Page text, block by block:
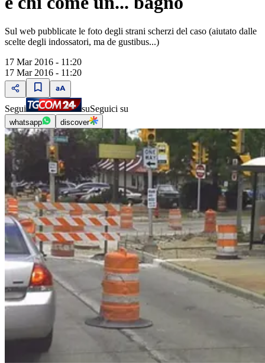
Sul web pubblicate le foto degli strani scherzi del caso (aiutato dalle
scelte degli indossatori, ma de gustibus...)
17 Mar 2016 - 11:20
17 Mar 2016 - 11:20
Segui suSeguici su
whatsapp discover